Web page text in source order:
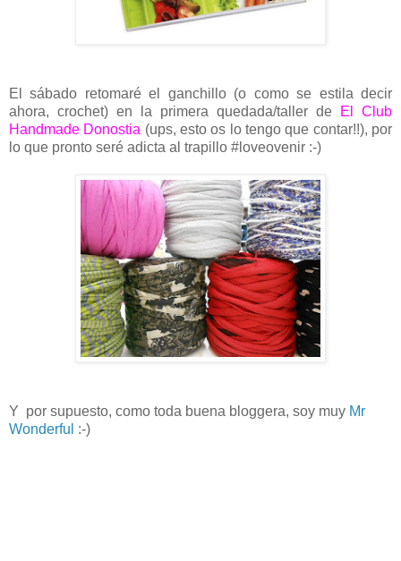
El sábado retomaré el ganchillo (o como se estila decir
ahora, crochet) en la primera quedada/taller de
El Club
Handmade Donostia (ups, esto os lo tengo que contar!!), por
lo que pronto seré adicta al trapillo #loveovenir :-)
Y por supuesto, como toda buena bloggera, soy muy Mr
Wonderful :-)